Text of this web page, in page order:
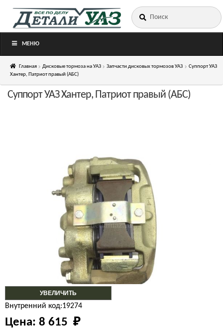
Перейти
Перейти
Искать:
МЕНЮ
Главная Дисковые тормоза на УАЗ Запчасти дисковых тормозов УАЗ
Суппорт УАЗ
Хантер, Патриот правый (АБС)
УВЕЛИЧИТЬ
Суппорт УАЗ Хантер, Патриот правый (АБС)
Внутренний код:19274
Цена: 8 615 ₽